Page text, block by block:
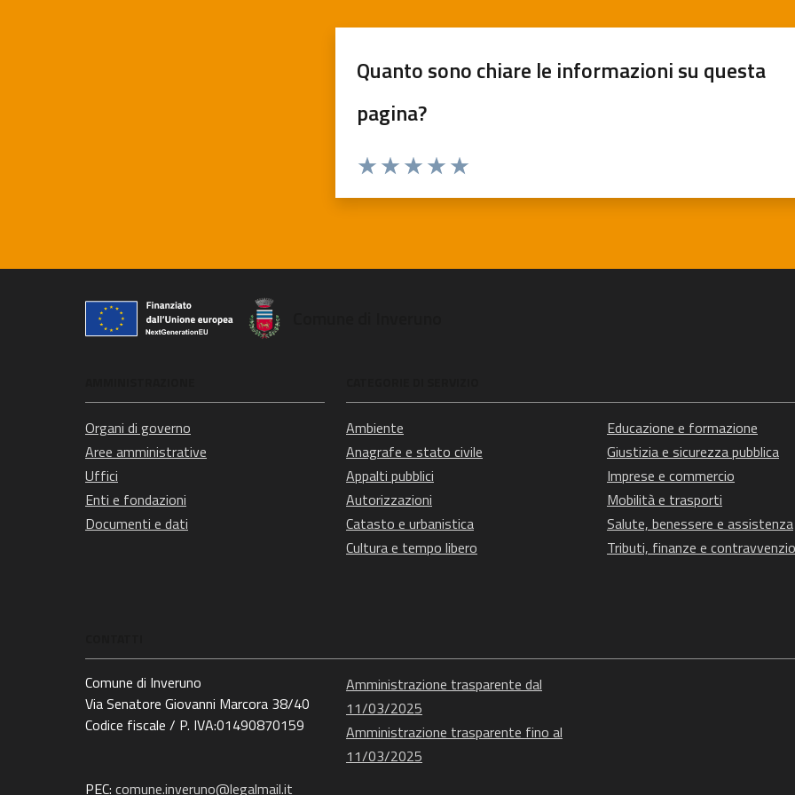
Quanto sono chiare le informazioni su questa
pagina?
Organi di governo
Aree amministrative
Uffici
Enti e fondazioni
Documenti e dati
Ambiente
Anagrafe e stato civile
Appalti pubblici
Autorizzazioni
Catasto e urbanistica
Cultura e tempo libero
Educazione e formazione
Giustizia e sicurezza pubblica
Imprese e commercio
Mobilità e trasporti
Salute, benessere e assistenza
Tributi, finanze e
Comune di Inveruno
Via Senatore Giovanni Marcora 38/40
Codice fiscale / P. IVA:01490870159
PEC: comune.inveruno@legalmail.it
Amministrazione trasparente dal
11/03/2025
Amministrazione trasparente fino al
11/03/2025